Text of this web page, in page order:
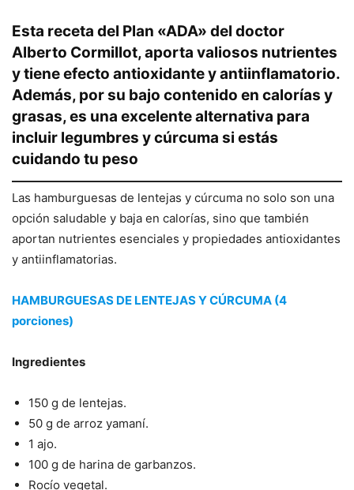
Esta receta del Plan «ADA» del doctor
Alberto Cormillot, aporta valiosos nutrientes
y tiene efecto antioxidante y antiinflamatorio.
Además, por su bajo contenido en calorías y
grasas, es una excelente alternativa para
incluir legumbres y cúrcuma si estás
cuidando tu peso
Las hamburguesas de lentejas y cúrcuma no solo son una
opción saludable y baja en calorías, sino que también
aportan nutrientes esenciales y propiedades antioxidantes
y antiinflamatorias.
HAMBURGUESAS DE LENTEJAS Y CÚRCUMA (4
porciones)
Ingredientes
150 g de lentejas.
50 g de arroz yamaní.
1 ajo.
100 g de harina de garbanzos.
Rocío vegetal.